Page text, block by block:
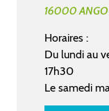
16000
Horaires :
Du lundi au
17h30
Le samedi